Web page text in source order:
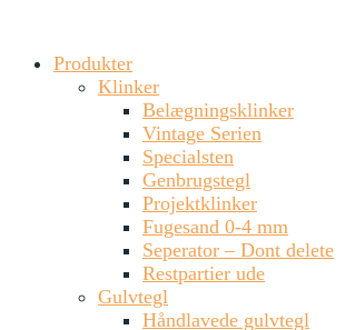
Produkter
Klinker
Belægningsklinker
Vintage Serien
Specialsten
Genbrugstegl
Projektklinker
Fugesand 0-4 mm
Seperator – Dont delete
Restpartier ude
Gulvtegl
Håndlavede gulvtegl